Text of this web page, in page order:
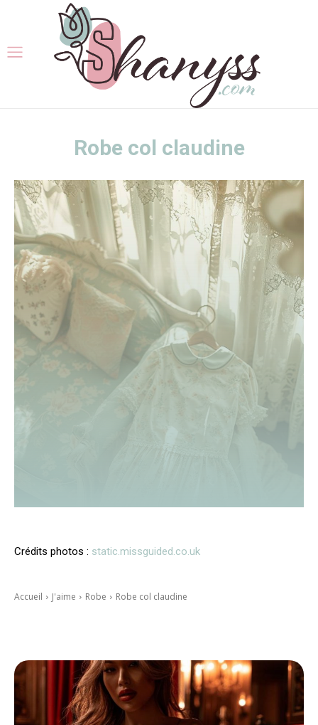
Robe col claudine
Crédits photos : static.missguided.co.uk
Accueil J'aime Robe Robe col claudine